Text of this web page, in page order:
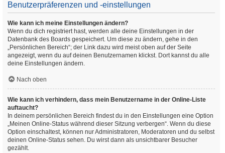
Benutzerpräferenzen und -einstellungen
Wie kann ich meine Einstellungen ändern?
Wenn du dich registriert hast, werden alle deine Einstellungen in der
Datenbank des Boards gespeichert. Um diese zu ändern, gehe in den
„Persönlichen Bereich“; der Link dazu wird meist oben auf der Seite
angezeigt, wenn du auf deinen Benutzernamen klickst. Dort kannst du alle
deine Einstellungen ändern.
Nach oben
Wie kann ich verhindern, dass mein Benutzername in der Online-Liste
auftaucht?
In deinem persönlichen Bereich findest du in den Einstellungen eine Option
„Meinen Online-Status während dieser Sitzung verbergen“. Wenn du diese
Option einschaltest, können nur Administratoren, Moderatoren und du selbst
deinen Online-Status sehen. Du wirst dann als unsichtbarer Besucher
gezählt.